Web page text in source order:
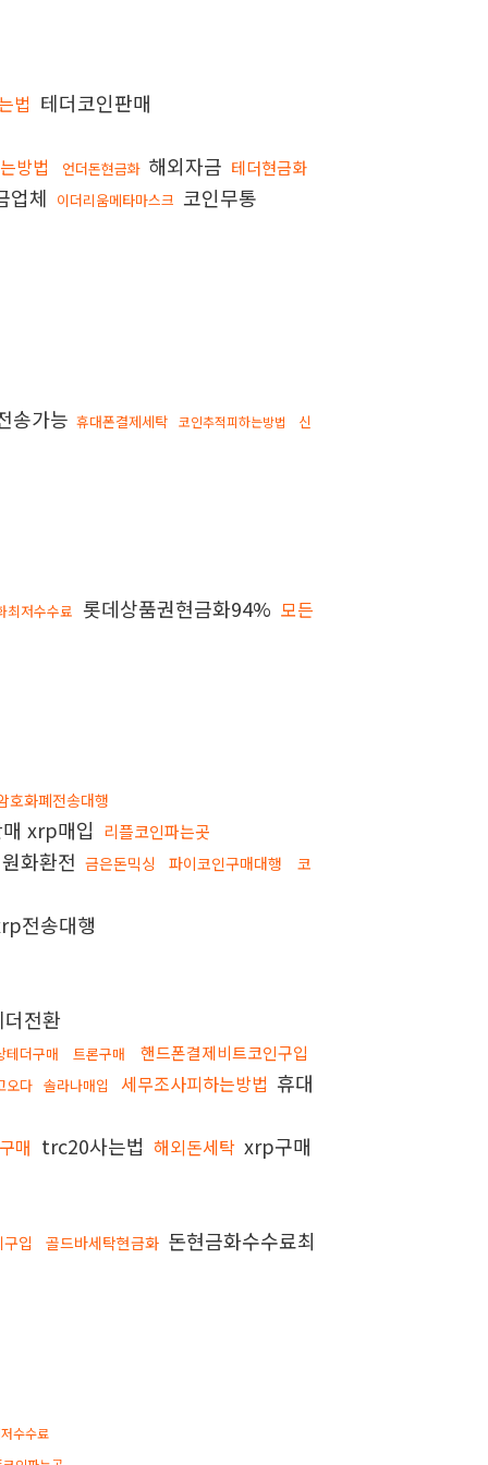
법 테더코인판매
방법 언더돈현금화 해외자금 테더현금화
업체 이더리움메타마스크 코인무통
송가능 휴대폰결제세탁 코인추적피하는방법
신
최저수수료 롯데상품권현금화94% 모든
호화폐전송대행
xrp매입 리플코인파는곳
화환전 금은돈믹싱 파이코인구매대행
코
전송대행
전환
테더구매 트론구매 핸드폰결제비트코인구입
오다 솔라나매입 세무조사피하는방법 휴대
매 trc20사는법 해외돈세탁 xrp구매
입 골드바세탁현금화 돈현금화수수료최
수수료